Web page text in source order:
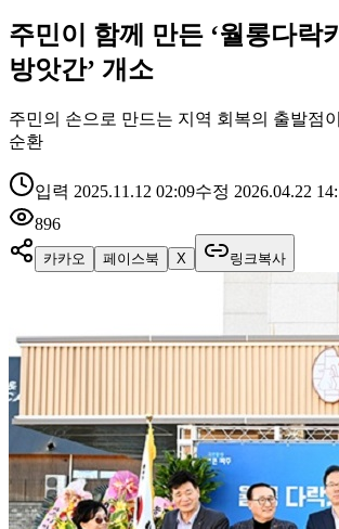
주민이 함께 만든 ‘월롱다락
방앗간’ 개소
주민의 손으로 만드는 지역 회복의 출발점
순환
입력 2025.11.12 02:09수정 2026.04.22
896
카카오 페이스북 X 링크복사